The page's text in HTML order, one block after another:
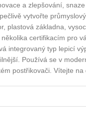
a zlepšování, snaze
vytvořte průmyslový
plastová základna,
certifikacím pro
integrovaný typ lepicí
Používá se v
postřikovači. Vítejte na